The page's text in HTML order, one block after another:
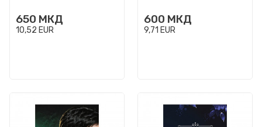
650 МКД
10,52 EUR
600 МКД
9,71 EUR